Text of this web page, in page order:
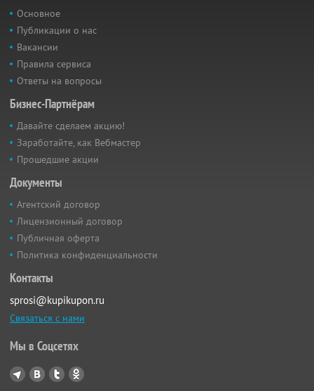
Основное
Публикации о нас
Вакансии
Правила сервиса
Ответы на вопросы
Бизнес-Партнёрам
Давайте сделаем акцию!
Заработайте, как Вебмастер
Прошедшие акции
Документы
Агентский договор
Лицензионный договор
Публичная оферта
Политика конфиденциальности
Контакты
sprosi@kupikupon.ru
Связаться с нами
Мы в Соцсетях